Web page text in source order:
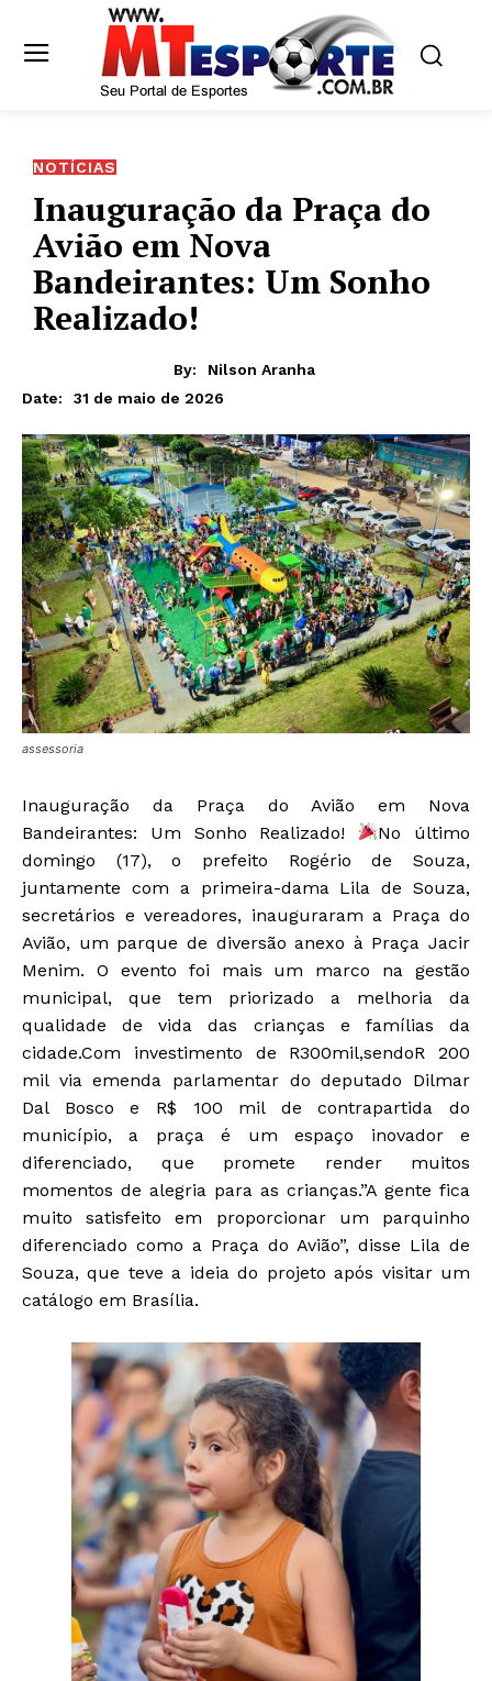
NOTÍCIAS
Inauguração da Praça do
Avião em Nova
Bandeirantes: Um Sonho
Realizado!
By:
Nilson Aranha
Date:
31 de maio de 2026
assessoria
Inauguração da Praça do Avião em Nova
Bandeirantes: Um Sonho Realizado!
No último
domingo (17), o prefeito Rogério de Souza,
juntamente com a primeira-dama Lila de Souza,
secretários e vereadores, inauguraram a Praça do
Avião, um parque de diversão anexo à Praça Jacir
Menim. O evento foi mais um marco na gestão
municipal, que tem priorizado a melhoria da
qualidade de vida das crianças e famílias da
cidade.Com investimento de R300mil,sendoR 200
mil via emenda parlamentar do deputado Dilmar
Dal Bosco e R$ 100 mil de contrapartida do
município, a praça é um espaço inovador e
diferenciado, que promete render muitos
momentos de alegria para as crianças.”A gente fica
muito satisfeito em proporcionar um parquinho
diferenciado como a Praça do Avião”, disse Lila de
Souza, que teve a ideia do projeto após visitar um
catálogo em Brasília.